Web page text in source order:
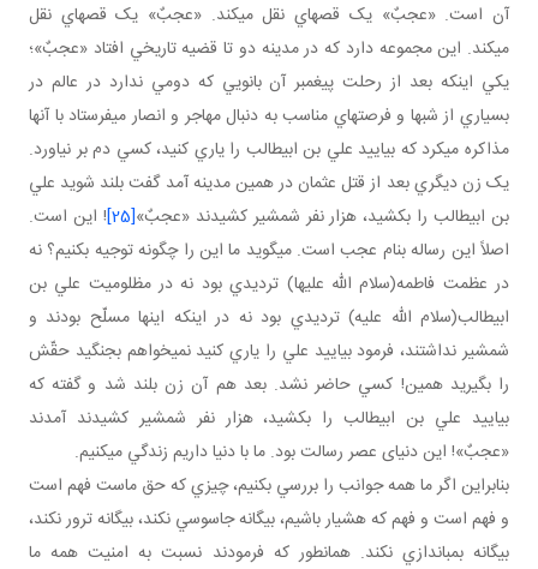
آن است. «عجبٌ» يک قصه اي نقل مي کند. «عجبٌ» يک قصه اي نقل
مي کند. اين مجموعه دارد که در مدينه دو تا قضيه تاريخي افتاد «عجبٌ»؛
يکي اينکه بعد از رحلت پيغمبر آن بانويي که دومي ندارد در عالم در
بسياري از شب ها و فرصت هاي مناسب به دنبال مهاجر و انصار مي فرستاد با آنها
مذاکره مي کرد که بياييد علي بن ابيطالب را ياري کنيد، کسي دم بر نياورد.
يک زن ديگري بعد از قتل عثمان در همين مدينه آمد گفت بلند شويد علي
بن ابيطالب را بکشيد، هزار نفر شمشير کشيدند «عجبٌ»[25]
! اين است.
اصلاً اين رساله بنام عجب است. مي گويد ما اين را چگونه توجيه بکنيم؟ نه
در عظمت فاطمه(سلام الله عليها) ترديدي بود نه در مظلوميت علي بن
ابيطالب(سلام الله عليه) ترديدي بود نه در اينکه اينها مسلّح بودند و
شمشير نداشتند، فرمود بياييد علي را ياري کنيد نمي خواهم بجنگيد حقّش
را بگيريد همين! کسي حاضر نشد. بعد هم آن زن بلند شد و گفته که
بياييد علي بن ابيطالب را بکشيد، هزار نفر شمشير کشيدند آمدند
«عجبٌ»! اين دنيای عصر رسالت بود. ما با دنيا داريم زندگي مي کنيم.
بنابراين اگر ما همه جوانب را بررسي بکنيم، چيزي که حق ماست فهم است
و فهم است و فهم که هشيار باشيم، بيگانه جاسوسي نکند، بيگانه ترور نکند،
بيگانه بمب اندازي نکند. همان طور که فرمودند نسبت به امنيت همه ما